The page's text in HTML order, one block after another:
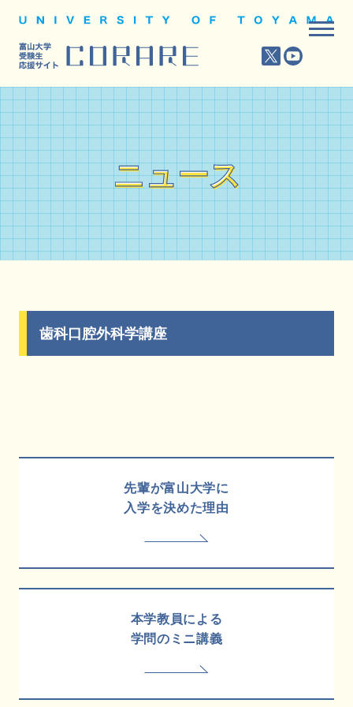
ニュース
ニュース
歯科口腔外科学講座
先輩が富山大学に
入学を決めた理由
本学教員による
学問のミニ講義